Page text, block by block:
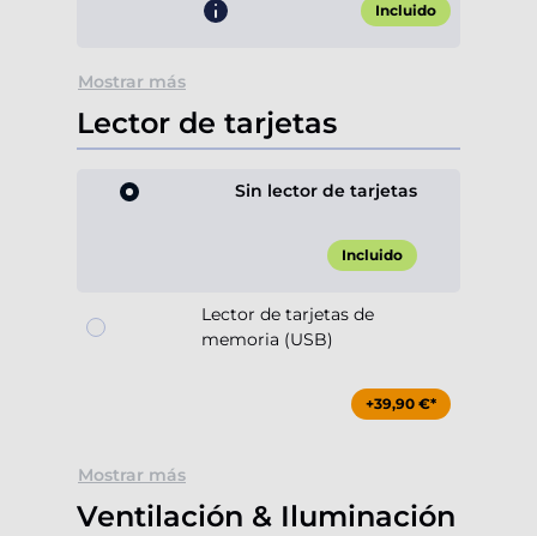
Incluido
Mostrar más
Lector de tarjetas
Sin lector de tarjetas
Incluido
Lector de tarjetas de
memoria (USB)
+39,90 €*
Mostrar más
Ventilación & Iluminación